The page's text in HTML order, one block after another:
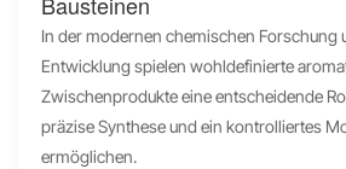
In der modernen chemischen Forschung
Entwicklung spielen wohldefinierte
Zwischenprodukte eine entscheidende
präzise Synthese und ein kontrolliertes
ermöglichen.